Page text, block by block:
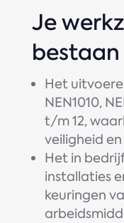
Je
Het
NEN1010,
t/m 12,
veiligheid
Het in
installaties
keuringen